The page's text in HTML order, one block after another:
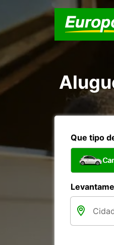
Que tipo